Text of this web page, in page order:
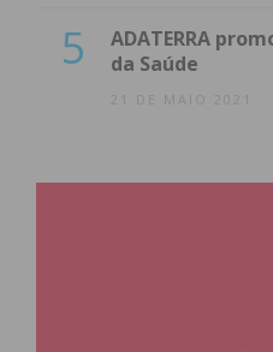
5
ADATERRA
da Saúde
21 DE MAIO 2021